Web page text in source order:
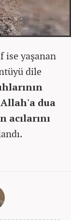
ise yaşanan
dile
dua
acılarını